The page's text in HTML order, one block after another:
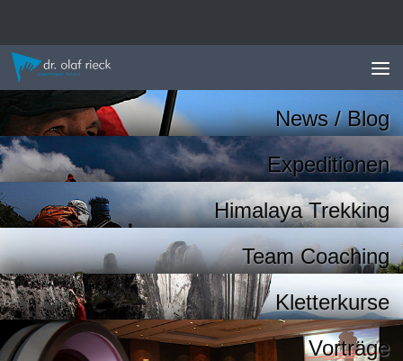
News / Blog
Expeditionen
Himalaya Trekking
Team Coaching
Kletterkurse
Vorträge